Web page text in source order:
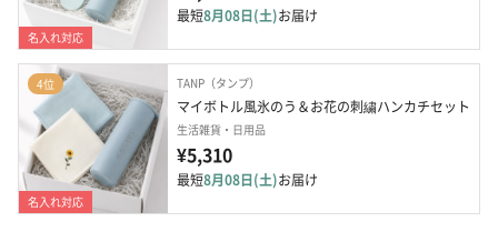
名入れ対応
最短8月08日(土)お届け
4位
名入れ対応
TANP（タンプ）
マイボトル風氷のう＆お花の刺繍ハンカチセット
生活雑貨・日用品
¥5,310
最短8月08日(土)お届け